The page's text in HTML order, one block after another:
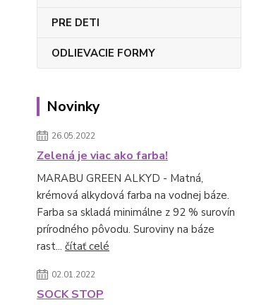
PRE DETI
ODLIEVACIE FORMY
Novinky
26.05.2022
Zelená je viac ako farba!
MARABU GREEN ALKYD - Matná,
krémová alkydová farba na vodnej báze.
Farba sa skladá minimálne z 92 % surovín
prírodného pôvodu. Suroviny na báze
rast... čítať celé
02.01.2022
SOCK STOP